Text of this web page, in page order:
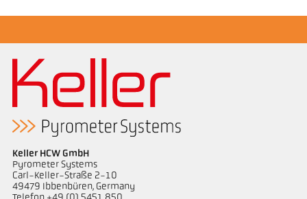
Keller HCW GmbH
Pyrometer Systems
Carl-Keller-Straße 2-10
49479 Ibbenbüren, Germany